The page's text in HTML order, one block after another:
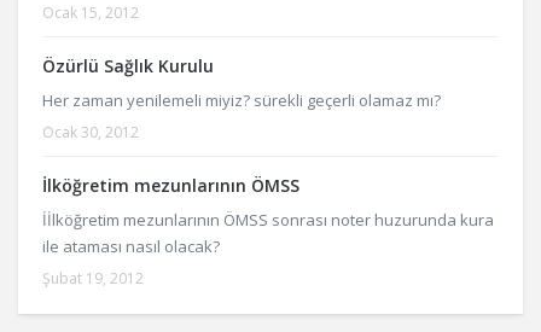
Ocak 15, 2012
Özürlü Sağlık Kurulu
Her zaman yenilemeli miyiz? sürekli geçerli olamaz mı?
Ocak 30, 2012
İlköğretim mezunlarının ÖMSS
İİlköğretim mezunlarının ÖMSS sonrası noter huzurunda kura
ile ataması nasıl olacak?
Şubat 19, 2012